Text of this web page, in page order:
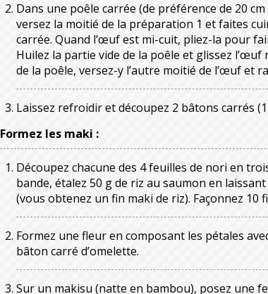
Dans une poêle carrée (de préférence de 20
versez la moitié de la préparation 1 et faites
carrée. Quand l’œuf est mi-cuit, pliez-la pour
Huilez la partie vide de la poêle et glissez
de la poêle, versez-y l’autre moitié de l’œuf et
Laissez refroidir et découpez 2 bâtons carrés (1
Formez les maki :
Découpez chacune des 4 feuilles de nori en
bande, étalez 50 g de riz au saumon en
(vous obtenez un fin maki de riz). Façonnez 10
Formez une fleur en composant les pétales
bâton carré d’omelette.
Sur un makisu (natte en bambou), posez une